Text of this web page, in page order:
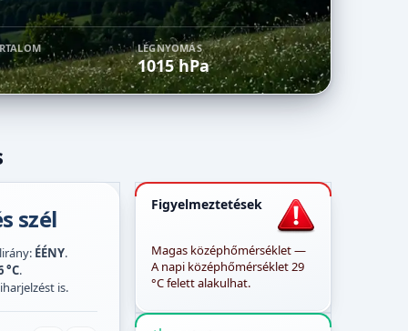
LÉGNYOMÁS
1015 hPa
szél
ÉÉNY.
°C.
is.
Figyelmeztetések
Magas középhőmérséklet —
A napi középhőmérséklet 29
°C felett alakulhat.